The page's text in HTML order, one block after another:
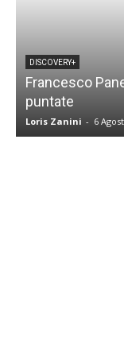
DISCOVERY+
Francesco
puntate
Loris Zanini - 6